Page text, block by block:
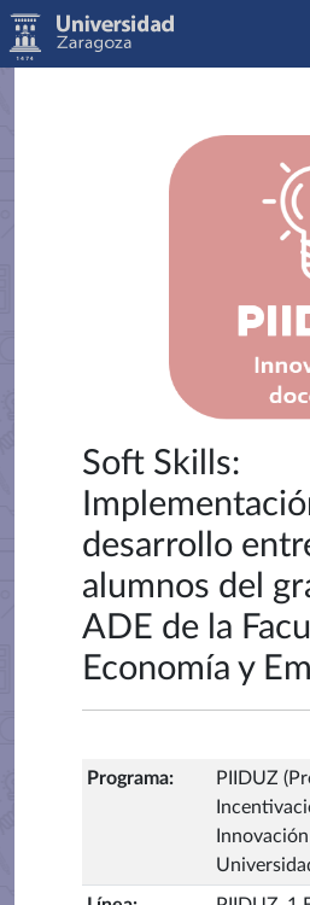
Soft Skills:
desarrollo
alumnos del
ADE de la
Economía y
Programa:
PIIDUZ